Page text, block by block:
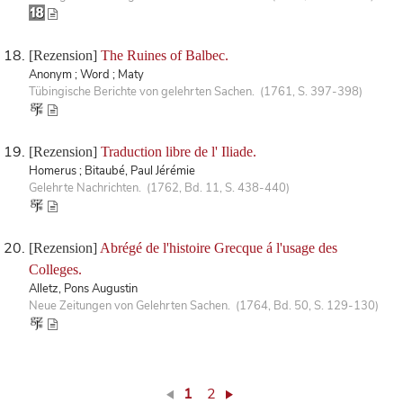
[Rezension] The Ruines of Balbec.
Anonym ; Word ; Maty
Tübingische Berichte von gelehrten Sachen. (1761, S. 397-398)
[Rezension] Traduction libre de l' Iliade.
Homerus ; Bitaubé, Paul Jérémie
Gelehrte Nachrichten. (1762, Bd. 11, S. 438-440)
[Rezension] Abrégé de l'histoire Grecque á l'usage des
Colleges.
Alletz, Pons Augustin
Neue Zeitungen von Gelehrten Sachen. (1764, Bd. 50, S. 129-130)
1
2